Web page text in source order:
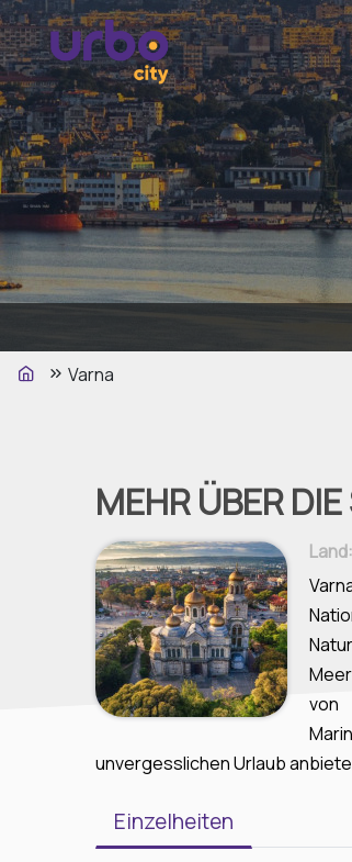
Varna
MEHR ÜBER
Land
von
unvergesslichen Urlaub
Einzelheiten